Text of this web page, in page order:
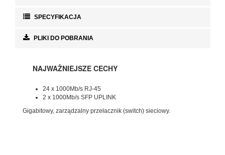
SPECYFIKACJA
PLIKI DO POBRANIA
NAJWAŻNIEJSZE CECHY
24 x 1000Mb/s RJ-45
2 x 1000Mb/s SFP UPLINK
Gigabitowy, zarządzalny przełacznik (switch) sieciowy.